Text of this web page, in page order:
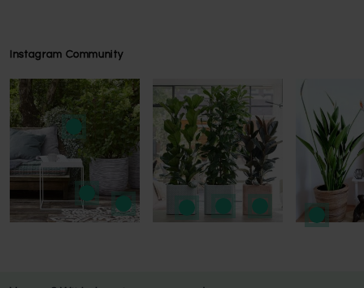
Instagram Community
Press to skip carousel
Press to skip carousel